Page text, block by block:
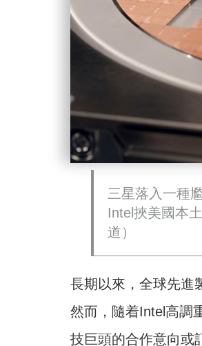
三星落入一種
Intel挾美國本
道）
長期以來，全球先進
然而，隨着Intel高調
技巨頭的合作意向或